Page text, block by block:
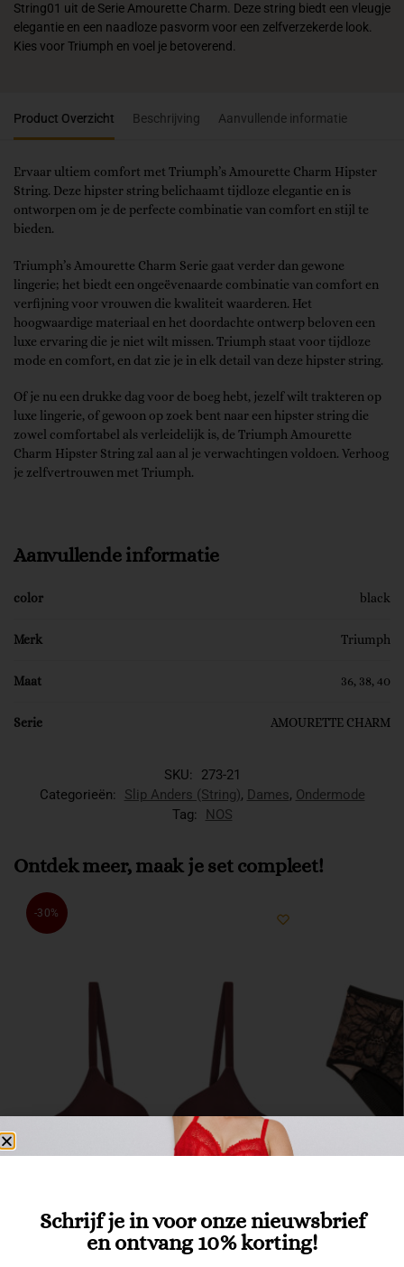
String01 uit de Serie Amourette Charm. Deze string biedt een vleugje
elegantie en een naadloze pasvorm voor een zelfverzekerde look.
Kies voor Triumph en voel je betoverend.
Product Overzicht Beschrijving Aanvullende informatie
Ervaar ultiem comfort met Triumph’s Amourette Charm Hipster
String. Deze hipster string belichaamt tijdloze elegantie en is
ontworpen om je de perfecte combinatie van comfort en stijl te
bieden.
Triumph’s Amourette Charm Serie gaat verder dan gewone
lingerie; het biedt een ongeëvenaarde combinatie van comfort en
verfijning voor vrouwen die kwaliteit waarderen. Het
hoogwaardige materiaal en het doordachte ontwerp beloven een
luxe ervaring die je niet wilt missen. Triumph staat voor tijdloze
mode en comfort, en dat zie je in elk detail van deze hipster string.
Of je nu een drukke dag voor de boeg hebt, jezelf wilt trakteren op
luxe lingerie, of gewoon op zoek bent naar een hipster string die
zowel comfortabel als verleidelijk is, de Triumph Amourette
Charm Hipster String zal aan al je verwachtingen voldoen. Verhoog
je zelfvertrouwen met Triumph.
Aanvullende informatie
color black
Merk Triumph
Maat 36, 38, 40
Serie AMOURETTE CHARM
SKU:
273-21
Categorieën:
Slip Anders (String), Dames, Ondermode
Tag:
NOS
Ontdek meer, maak je set compleet!
-30%
Schrijf je in voor onze nieuwsbrief
en ontvang 10% korting!